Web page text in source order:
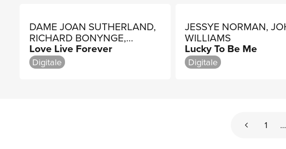
DAME JOAN SUTHERLAND,
RICHARD BONYNGE,
AMBROSIAN LIGHT OPERA
CHORUS
Love Live Forever
Digitale
JESSYE NORMAN,
WILLIAMS
Lucky To Be Me
Digitale
1 …